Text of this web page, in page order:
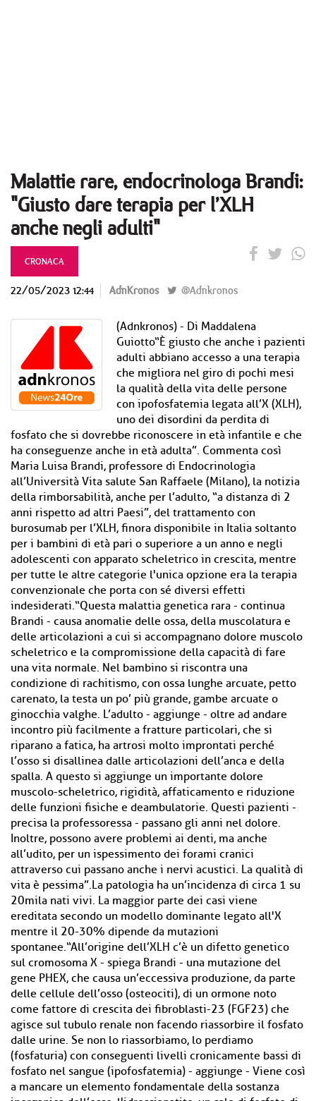
Malattie rare, endocrinologa Brandi:
"Giusto dare terapia per l’XLH
anche negli adulti"
CRONACA
22/05/2023 12:44 AdnKronos @Adnkronos
(Adnkronos) - Di Maddalena
Guiotto“È giusto che anche i pazienti
adulti abbiano accesso a una terapia
che migliora nel giro di pochi mesi
la qualità della vita delle persone
con ipofosfatemia legata all’X (XLH),
uno dei disordini da perdita di
fosfato che si dovrebbe riconoscere in età infantile e che
ha conseguenze anche in età adulta”. Commenta così
Maria Luisa Brandi, professore di Endocrinologia
all’Università Vita salute San Raffaele (Milano), la notizia
della rimborsabilità, anche per l’adulto, “a distanza di 2
anni rispetto ad altri Paesi”, del trattamento con
burosumab per l’XLH, finora disponibile in Italia soltanto
per i bambini di età pari o superiore a un anno e negli
adolescenti con apparato scheletrico in crescita, mentre
per tutte le altre categorie l'unica opzione era la terapia
convenzionale che porta con sé diversi effetti
indesiderati.“Questa malattia genetica rara - continua
Brandi - causa anomalie delle ossa, della muscolatura e
delle articolazioni a cui si accompagnano dolore muscolo
scheletrico e la compromissione della capacità di fare
una vita normale. Nel bambino si riscontra una
condizione di rachitismo, con ossa lunghe arcuate, petto
carenato, la testa un po’ più grande, gambe arcuate o
ginocchia valghe. L’adulto - aggiunge - oltre ad andare
incontro più facilmente a fratture particolari, che si
riparano a fatica, ha artrosi molto improntati perché
l’osso si disallinea dalle articolazioni dell’anca e della
spalla. A questo si aggiunge un importante dolore
muscolo-scheletrico, rigidità, affaticamento e riduzione
delle funzioni fisiche e deambulatorie. Questi pazienti -
precisa la professoressa - passano gli anni nel dolore.
Inoltre, possono avere problemi ai denti, ma anche
all’udito, per un ispessimento dei forami cranici
attraverso cui passano anche i nervi acustici. La qualità di
vita è pessima”.La patologia ha un’incidenza di circa 1 su
20mila nati vivi. La maggior parte dei casi viene
ereditata secondo un modello dominante legato all'X
mentre il 20-30% dipende da mutazioni
spontanee.“All’origine dell’XLH c’è un difetto genetico
sul cromosoma X - spiega Brandi - una mutazione del
gene PHEX, che causa un’eccessiva produzione, da parte
delle cellule dell’osso (osteociti), di un ormone noto
come fattore di crescita dei fibroblasti-23 (FGF23) che
agisce sul tubulo renale non facendo riassorbire il fosfato
dalle urine. Se non lo riassorbiamo, lo perdiamo
(fosfaturia) con conseguenti livelli cronicamente bassi di
fosfato nel sangue (ipofosfatemia) - aggiunge - Viene così
a mancare un elemento fondamentale della sostanza